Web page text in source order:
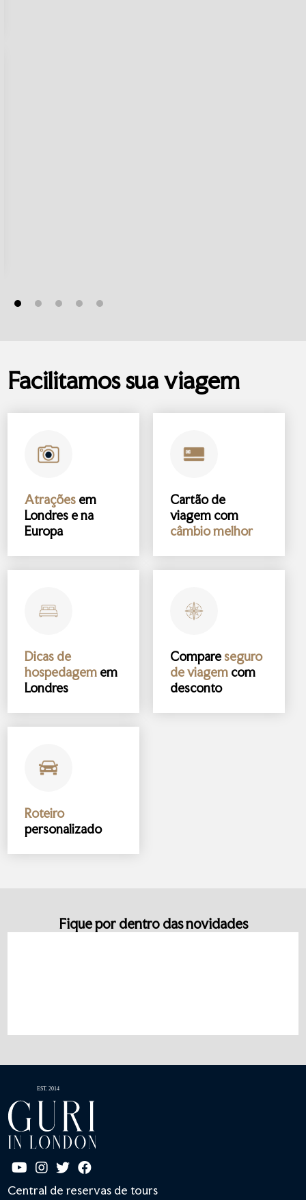
Facilitamos sua viagem
Atrações em
Londres e na
Europa
Cartão de
viagem com
câmbio melhor
Dicas de
hospedagem em
Londres
Compareseguro
de viagem com
desconto
Roteiro
personalizado
Fique por dentro das novidades
Central de reservas de tours